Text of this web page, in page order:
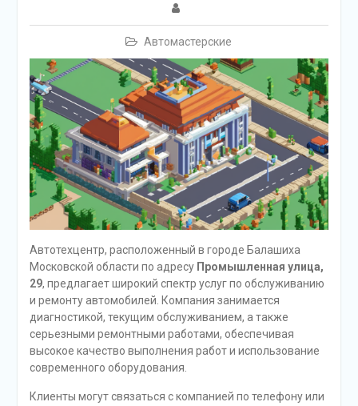
Автомастерские
Автотехцентр, расположенный в городе Балашиха
Московской области по адресу Промышленная улица,
29, предлагает широкий спектр услуг по обслуживанию
и ремонту автомобилей. Компания занимается
диагностикой, текущим обслуживанием, а также
серьезными ремонтными работами, обеспечивая
высокое качество выполнения работ и использование
современного оборудования.
Клиенты могут связаться с компанией по телефону или